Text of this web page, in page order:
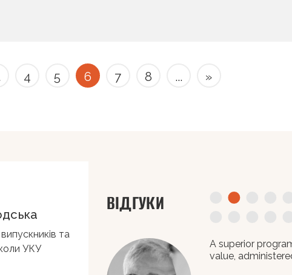
4 5 6 7 8 ... »
та
УКУ
ВІДГУКИ
людей.
A superior
value,